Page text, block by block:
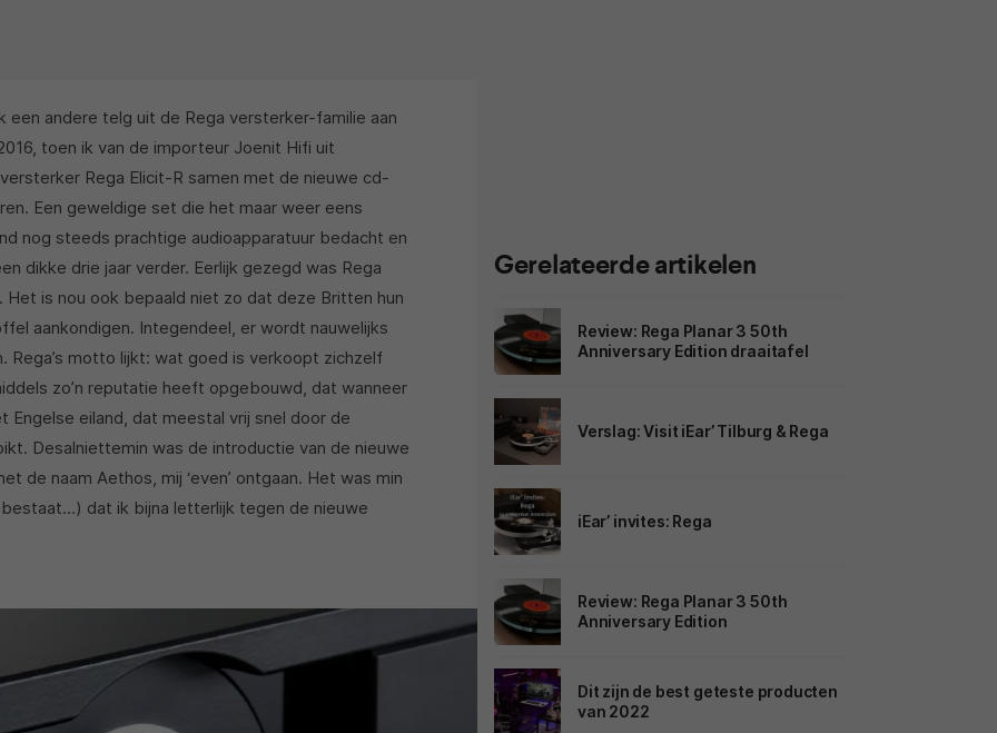
een andere telg uit de Rega versterker-familie aan
toen ik van de importeur Joenit Hifi uit
Rega Elicit-R samen met de nieuwe cd-
Een geweldige set die het maar weer eens
nog steeds prachtige audioapparatuur bedacht en
dikke drie jaar verder. Eerlijk gezegd was Rega
Het is nou ook bepaald niet zo dat deze Britten hun
aankondigen. Integendeel, er wordt nauwelijks
motto lijkt: wat goed is verkoopt zichzelf
zo’n reputatie heeft opgebouwd, dat wanneer
Engelse eiland, dat meestal vrij snel door de
Desalniettemin was de introductie van de nieuwe
de naam Aethos, mij ‘even’ ontgaan. Het was min
dat ik bijna letterlijk tegen de nieuwe
Gerelateerde artikelen
Review: Rega Planar 3 50th
Anniversary Edition draaitafel
Verslag: Visit iEar’ Tilburg & Rega
iEar’ invites: Rega
Review: Rega Planar 3 50th
Anniversary Edition
Dit zijn de best geteste producten
van 2022